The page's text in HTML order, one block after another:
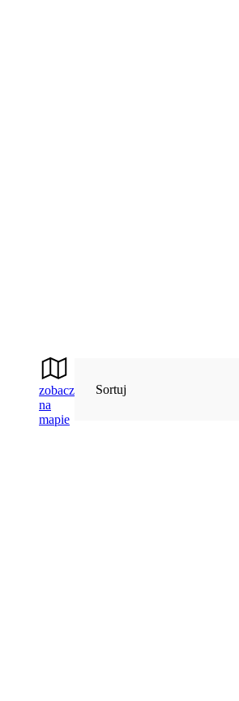
zobacz
na
mapie
Sortuj